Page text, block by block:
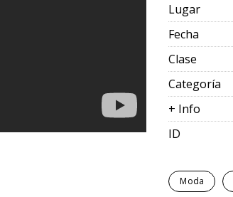
Lugar
Fecha
Clase
Categoría
+ Info
ID
Moda